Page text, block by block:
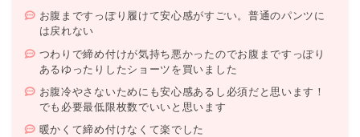
お腹まですっぽり履けて安心感がすごい。普通のパンツに
は戻れない
つわりで締め付けが気持ち悪かったのでお腹まですっぽり
あるゆったりしたショーツを買いました
お腹冷やさないためにも安心感あるし必須だと思います！
でも必要最低限枚数でいいと思います
暖かくて締め付けなくて楽でした